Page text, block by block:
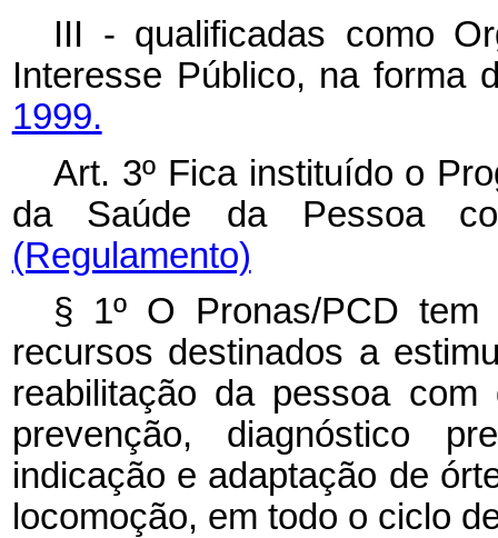
III - qualificadas como
Interesse Público, na forma
1999.
Art. 3º Fica instituído o
da Saúde da Pessoa
(Regulamento)
§ 1º O Pronas/PCD
recursos destinados a
reabilitação da pessoa com
prevenção, diagnóstico
indicação e adaptação de
locomoção, em todo o ciclo